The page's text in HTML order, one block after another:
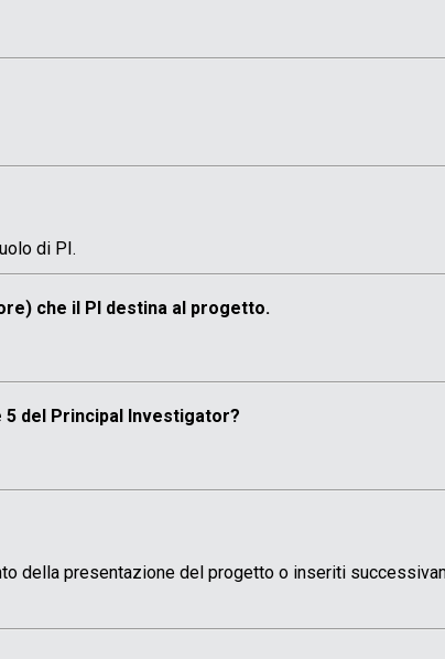
di PI.
che il PI destina al progetto.
5 del Principal Investigator?
della presentazione del progetto o inseriti